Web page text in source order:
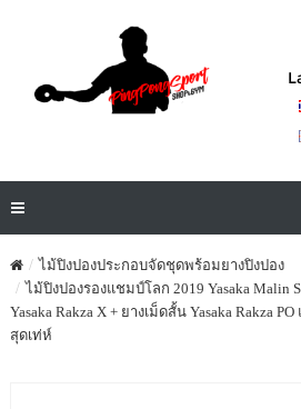
ไม้ปิงปองประกอบจัดชุดพร้อมยางปิงปอง
ไม้ปิงปองรองแชมป์โลก 2019 Yasaka Malin
Yasaka Rakza X + ยางเม็ดสั้น Yasaka Rakza
สุดเท่ห์